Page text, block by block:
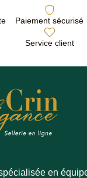
Paiement sécurisé
Service client
en